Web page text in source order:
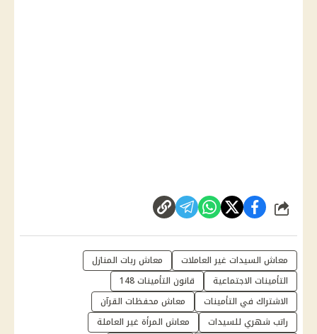
شارك
معاش السيدات غير العاملات
معاش ربات المنازل
التأمينات الاجتماعية
قانون التأمينات 148
الاشتراك في التأمينات
معاش محفظات القرآن
راتب شهري للسيدات
معاش المرأة غير العاملة